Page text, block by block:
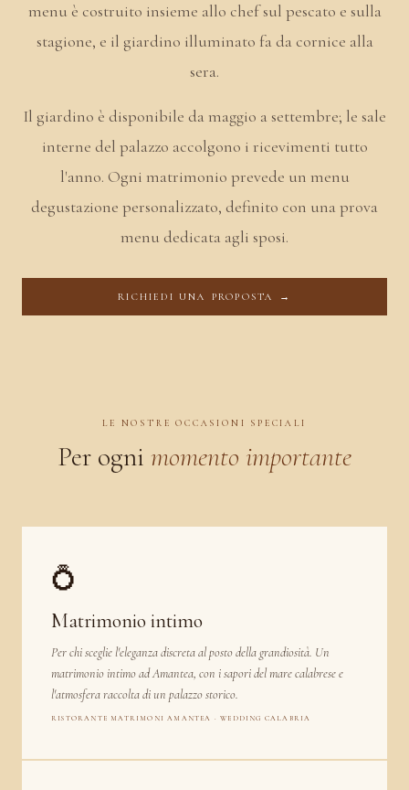
menu è costruito insieme allo chef sul pescato e sulla
stagione, e il giardino illuminato fa da cornice alla
sera.
Il giardino è disponibile da maggio a settembre; le sale
interne del palazzo accolgono i ricevimenti tutto
l'anno. Ogni matrimonio prevede un menu
degustazione personalizzato, definito con una prova
menu dedicata agli sposi.
RICHIEDI UNA PROPOSTA →
LE NOSTRE OCCASIONI SPECIALI
Per ogni momento importante
💍
Matrimonio intimo
Per chi sceglie l'eleganza discreta al posto della grandiosità. Un
matrimonio intimo ad Amantea, con i sapori del mare calabrese e
l'atmosfera raccolta di un palazzo storico.
RISTORANTE MATRIMONI AMANTEA · WEDDING CALABRIA